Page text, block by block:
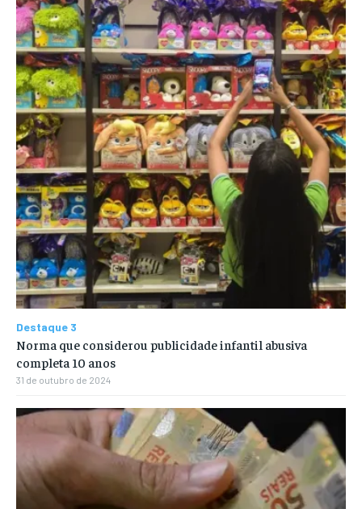
Destaque 3
Norma que considerou publicidade infantil abusiva
completa 10 anos
31 de outubro de 2024